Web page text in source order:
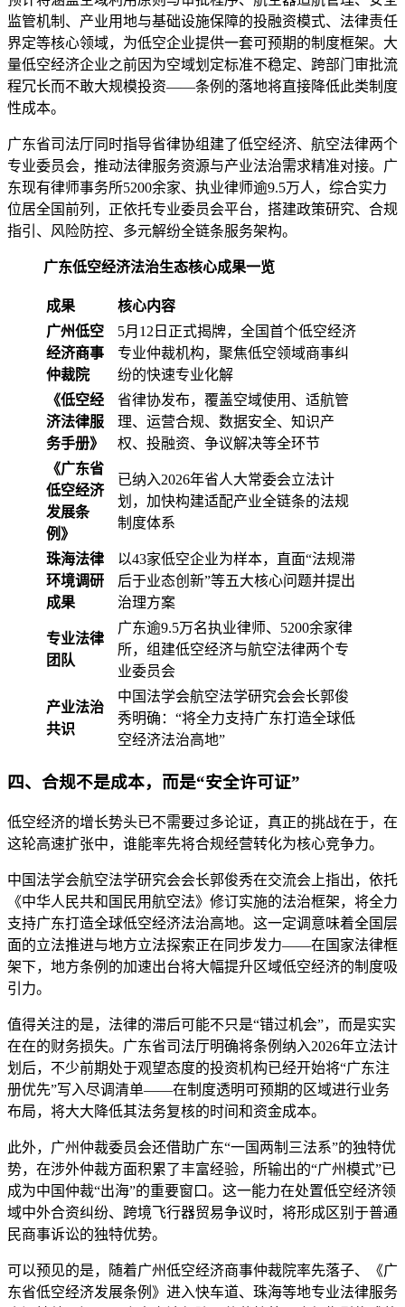
监管机制、产业用地与基础设施保障的投融资模式、法律责任
界定等核心领域，为低空企业提供一套可预期的制度框架。大
量低空经济企业之前因为空域划定标准不稳定、跨部门审批流
程冗长而不敢大规模投资——条例的落地将直接降低此类制度
性成本。
广东省司法厅同时指导省律协组建了低空经济、航空法律两个
专业委员会，推动法律服务资源与产业法治需求精准对接。广
东现有律师事务所5200余家、执业律师逾9.5万人，综合实力
位居全国前列，正依托专业委员会平台，搭建政策研究、合规
指引、风险防控、多元解纷全链条服务架构。
广东低空经济法治生态核心成果一览
成果
核心内容
广州低空
经济商事
仲裁院
5月12日正式揭牌，全国首个低空经济
专业仲裁机构，聚焦低空领域商事纠
纷的快速专业化解
《低空经
济法律服
务手册》
省律协发布，覆盖空域使用、适航管
理、运营合规、数据安全、知识产
权、投融资、争议解决等全环节
《广东省
低空经济
发展条
例》
已纳入2026年省人大常委会立法计
划，加快构建适配产业全链条的法规
制度体系
珠海法律
环境调研
成果
以43家低空企业为样本，直面“法规滞
后于业态创新”等五大核心问题并提出
治理方案
专业法律
团队
广东逾9.5万名执业律师、5200余家律
所，组建低空经济与航空法律两个专
业委员会
产业法治
共识
中国法学会航空法学研究会会长郭俊
秀明确：“将全力支持广东打造全球低
空经济法治高地”
四、合规不是成本，而是“安全许可证”
低空经济的增长势头已不需要过多论证，真正的挑战在于，在
这轮高速扩张中，谁能率先将合规经营转化为核心竞争力。
中国法学会航空法学研究会会长郭俊秀在交流会上指出，依托
《中华人民共和国民用航空法》修订实施的法治框架，将全力
支持广东打造全球低空经济法治高地。这一定调意味着全国层
面的立法推进与地方立法探索正在同步发力——在国家法律框
架下，地方条例的加速出台将大幅提升区域低空经济的制度吸
引力。
值得关注的是，法律的滞后可能不只是“错过机会”，而是实实
在在的财务损失。广东省司法厅明确将条例纳入2026年立法计
划后，不少前期处于观望态度的投资机构已经开始将“广东注
册优先”写入尽调清单——在制度透明可预期的区域进行业务
布局，将大大降低其法务复核的时间和资金成本。
此外，广州仲裁委员会还借助广东“一国两制三法系”的独特优
势，在涉外仲裁方面积累了丰富经验，所输出的“广州模式”已
成为中国仲裁“出海”的重要窗口。这一能力在处置低空经济领
域中外合资纠纷、跨境飞行器贸易争议时，将形成区别于普通
民商事诉讼的独特优势。
可以预见的是，随着广州低空经济商事仲裁院率先落子、《广
东省低空经济发展条例》进入快车道、珠海等地专业法律服务